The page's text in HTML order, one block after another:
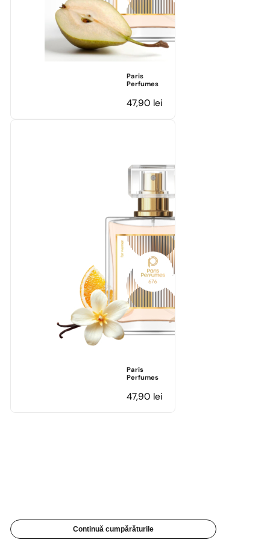
Paris
Perfumes
47,90 lei
Paris
Perfumes
47,90 lei
Continuă cumpărăturile